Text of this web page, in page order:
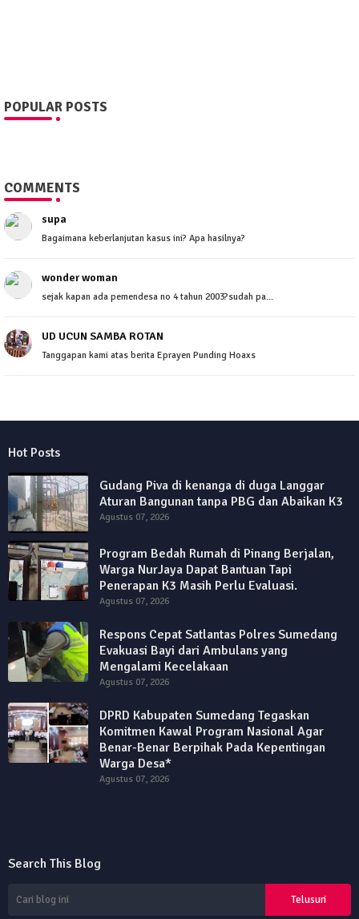
POPULAR POSTS
COMMENTS
supa
Bagaimana keberlanjutan kasus ini? Apa hasilnya?
wonder woman
sejak kapan ada pemendesa no 4 tahun 2003?sudah pa...
UD UCUN SAMBA ROTAN
Tanggapan kami atas berita Eprayen Punding Hoaxs
Hot Posts
Gudang Piva di kenanga di duga Langgar
Aturan Bangunan tanpa PBG dan Abaikan K3
Agustus 07, 2026
Program Bedah Rumah di Pinang Berjalan,
Warga NurJaya Dapat Bantuan Tapi
Penerapan K3 Masih Perlu Evaluasi.
Agustus 07, 2026
Respons Cepat Satlantas Polres Sumedang
Evakuasi Bayi dari Ambulans yang
Mengalami Kecelakaan
Agustus 07, 2026
DPRD Kabupaten Sumedang Tegaskan
Komitmen Kawal Program Nasional Agar
Benar-Benar Berpihak Pada Kepentingan
Warga Desa*
Agustus 07, 2026
Search This Blog